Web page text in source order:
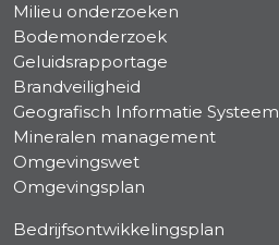
Milieu onderzoeken
Bodemonderzoek
Geluidsrapportage
Brandveiligheid
Geografisch Informatie Systeem
Mineralen management
Omgevingswet
Omgevingsplan
Bedrijfsontwikkelingsplan